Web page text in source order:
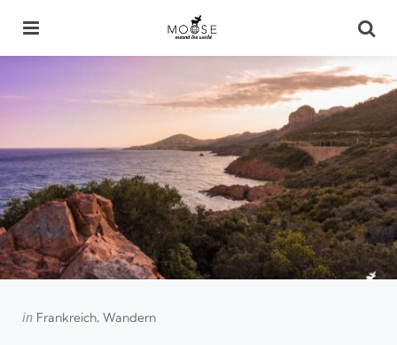
Categories
Posted
in Frankreich Wandern